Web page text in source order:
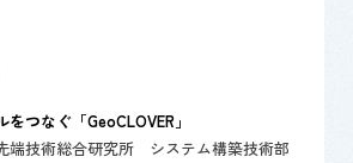
つなぐ「GeoCLOVER」
端技術総合研究所 システム構築技術部